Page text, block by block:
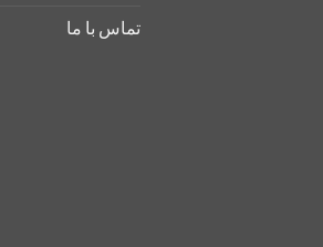
تماس با ما